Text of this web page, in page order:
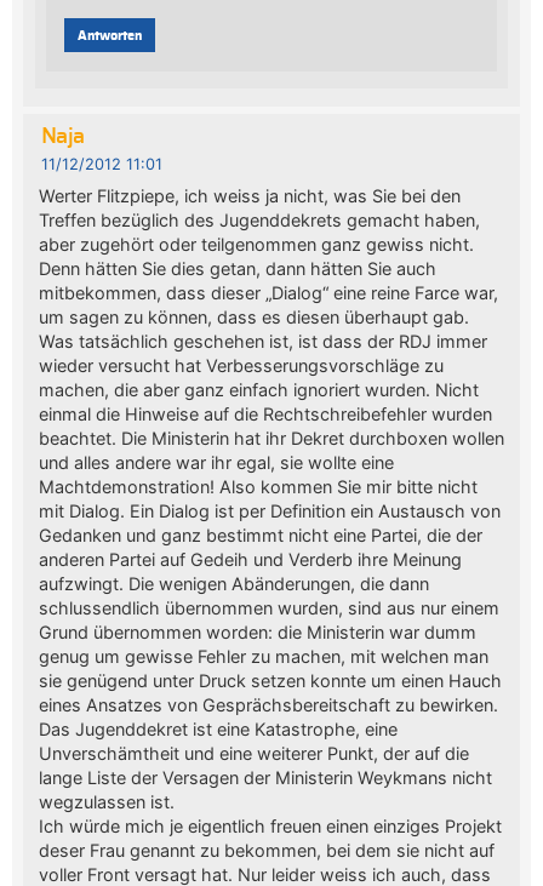
Antworten
Naja
11/12/2012 11:01
Werter Flitzpiepe, ich weiss ja nicht, was Sie bei den
Treffen bezüglich des Jugenddekrets gemacht haben,
aber zugehört oder teilgenommen ganz gewiss nicht.
Denn hätten Sie dies getan, dann hätten Sie auch
mitbekommen, dass dieser „Dialog“ eine reine Farce war,
um sagen zu können, dass es diesen überhaupt gab.
Was tatsächlich geschehen ist, ist dass der RDJ immer
wieder versucht hat Verbesserungsvorschläge zu
machen, die aber ganz einfach ignoriert wurden. Nicht
einmal die Hinweise auf die Rechtschreibefehler wurden
beachtet. Die Ministerin hat ihr Dekret durchboxen wollen
und alles andere war ihr egal, sie wollte eine
Machtdemonstration! Also kommen Sie mir bitte nicht
mit Dialog. Ein Dialog ist per Definition ein Austausch von
Gedanken und ganz bestimmt nicht eine Partei, die der
anderen Partei auf Gedeih und Verderb ihre Meinung
aufzwingt. Die wenigen Abänderungen, die dann
schlussendlich übernommen wurden, sind aus nur einem
Grund übernommen worden: die Ministerin war dumm
genug um gewisse Fehler zu machen, mit welchen man
sie genügend unter Druck setzen konnte um einen Hauch
eines Ansatzes von Gesprächsbereitschaft zu bewirken.
Das Jugenddekret ist eine Katastrophe, eine
Unverschämtheit und eine weiterer Punkt, der auf die
lange Liste der Versagen der Ministerin Weykmans nicht
wegzulassen ist.
Ich würde mich je eigentlich freuen einen einziges Projekt
deser Frau genannt zu bekommen, bei dem sie nicht auf
voller Front versagt hat. Nur leider weiss ich auch, dass